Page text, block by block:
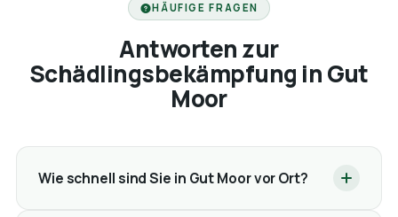
HÄUFIGE FRAGEN
Antworten zur
Schädlingsbekämpfung in Gut
Moor
Wie schnell sind Sie in Gut Moor vor Ort?